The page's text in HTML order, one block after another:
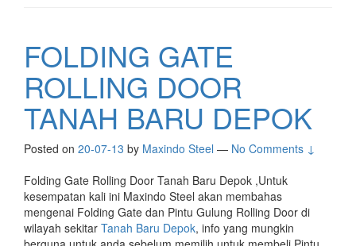
FOLDING GATE
ROLLING DOOR
TANAH BARU DEPOK
Posted on 20-07-13 by Maxindo Steel — No Comments ↓
Folding Gate Rolling Door Tanah Baru Depok ,Untuk
kesempatan kali ini Maxindo Steel akan membahas
mengenai Folding Gate dan Pintu Gulung Rolling Door di
wilayah sekitar Tanah Baru Depok, info yang mungkin